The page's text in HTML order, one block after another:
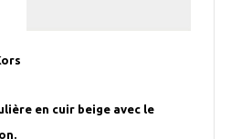
en cuir beige avec le